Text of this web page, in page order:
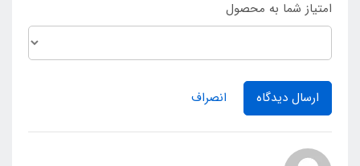
امتیاز شما به محصول
ارسال دیدگاه انصراف